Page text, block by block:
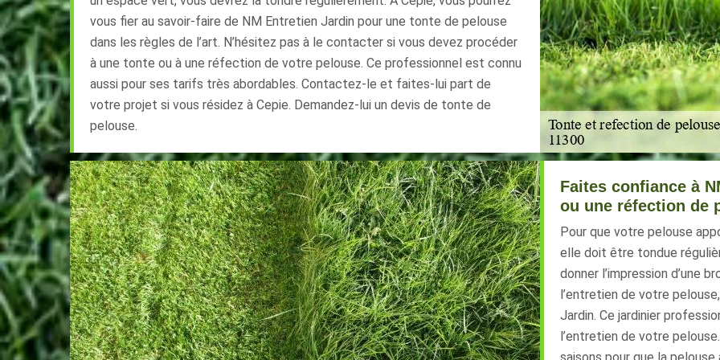
vous fier au savoir-faire de NM Entretien Jardin pour une tonte de pelouse
dans les règles de l’art. N’hésitez pas à le contacter si vous devez procéder
à une tonte ou à une réfection de votre pelouse. Ce professionnel est connu
aussi pour ses tarifs très abordables. Contactez-le et faites-lui part de
votre projet si vous résidez à Cepie. Demandez-lui un devis de tonte de
pelouse.
Faites confiance à
ou une réfection de
Pour que votre pelouse
elle doit être tondue
donner l’impression d’une
l’entretien de votre
Jardin. Ce jardinier
l’entretien de votre